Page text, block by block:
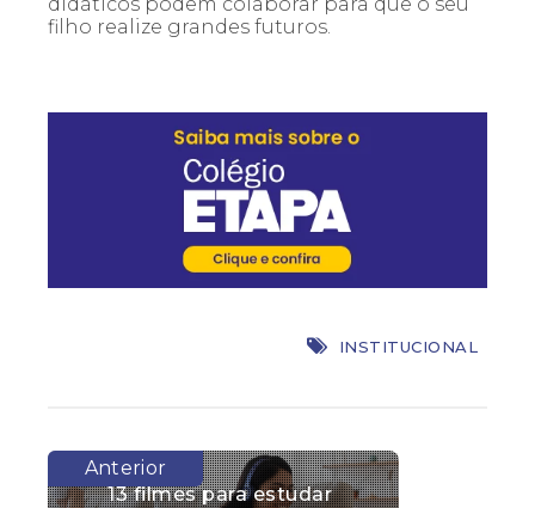
filho realize grandes futuros.
INSTITUCIONAL
13 filmes para estudar